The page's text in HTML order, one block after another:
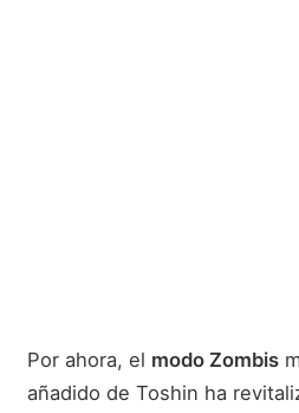
Por ahora, el modo Zombis
añadido de Toshin ha